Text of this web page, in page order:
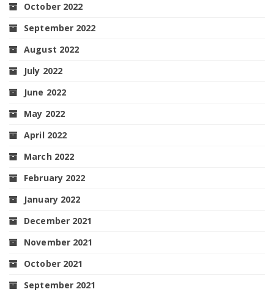
October 2022
September 2022
August 2022
July 2022
June 2022
May 2022
April 2022
March 2022
February 2022
January 2022
December 2021
November 2021
October 2021
September 2021